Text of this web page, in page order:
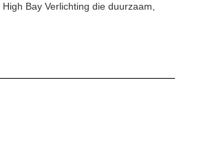
Bay Verlichting die duurzaam,